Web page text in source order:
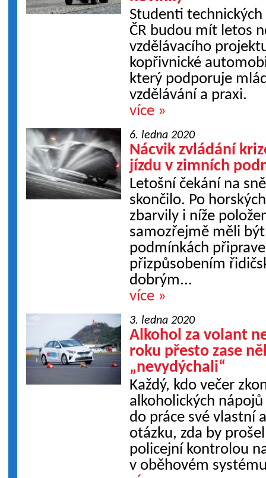
Studenti
ČR budou mít letos
vzdělávacího
kopřivnické
který podporuje
vzdělávání a praxi.
více »
6. ledna 2020
Nácvik zvládání
jízdu v zimních
Letošní čekání na
skončilo. Po
zbarvily i níže
samozřejmě měli
podmínkách
přizpůsobením
dobrým...
více »
3. ledna 2020
Alkohol za volant
roku přesto zase
„nevydýchali“
Každý, kdo večer
alkoholických
do práce své vlastní
otázku, zda by
policejní kontrolou
v oběhovém